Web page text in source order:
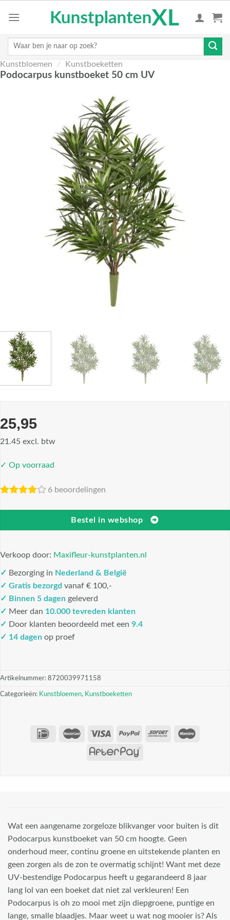
Zoeken
Kunstbloemen / Kunstboeketten
Podocarpus kunstboeket 50 cm UV
25,95
21.45 excl. btw
✓ Op voorraad
6 beoordelingen
Bestel in webshop
Verkoop door: Maxifleur-kunstplanten.nl
✓ Bezorging in Nederland & België
✓ Gratis bezorgd vanaf € 100,-
✓ Binnen 5 dagen geleverd
✓ Meer dan 10.000 tevreden klanten
✓ Door klanten beoordeeld met een 9.4
✓ 14 dagen op proef
Artikelnummer: 8720039971158
Categorieën: Kunstbloemen, Kunstboeketten
Wat een aangename zorgeloze blikvanger voor buiten is dit
Podocarpus kunstboeket van 50 cm hoogte. Geen
onderhoud meer, continu groene en uitstekende planten en
geen zorgen als de zon te overmatig schijnt! Want met deze
UV-bestendige Podocarpus heeft u gegarandeerd 8 jaar
lang lol van een boeket dat niet zal verkleuren! Een
Podocarpus is oh zo mooi met zijn diepgroene, puntige en
lange, smalle blaadjes. Maar weet u wat nog mooier is? Als